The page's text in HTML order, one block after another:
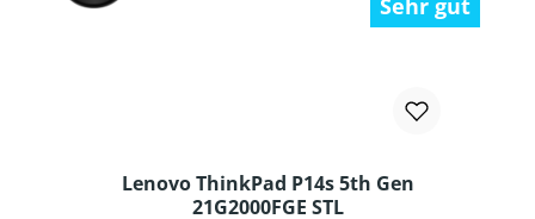
Sehr gut
Lenovo ThinkPad P14s 5th Gen
21G2000FGE STL